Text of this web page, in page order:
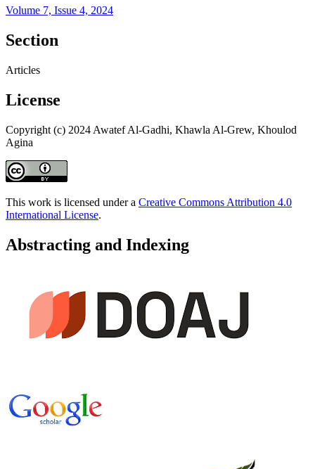
Volume 7, Issue 4, 2024
Section
Articles
License
Copyright (c) 2024 Awatef Al-Gadhi, Khawla Al-Grew, Khoulod
Agina
This work is licensed under a Creative Commons Attribution 4.0
International License.
Abstracting and Indexing